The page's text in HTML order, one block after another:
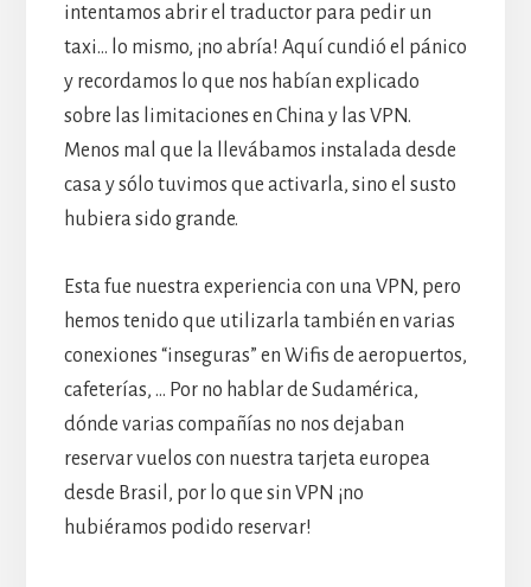
intentamos abrir el traductor para pedir un
taxi… lo mismo, ¡no abría! Aquí cundió el pánico
y recordamos lo que nos habían explicado
sobre las limitaciones en China y las VPN.
Menos mal que la llevábamos instalada desde
casa y sólo tuvimos que activarla, sino el susto
hubiera sido grande.
Esta fue nuestra experiencia con una VPN, pero
hemos tenido que utilizarla también en varias
conexiones “inseguras” en Wifis de aeropuertos,
cafeterías, … Por no hablar de Sudamérica,
dónde varias compañías no nos dejaban
reservar vuelos con nuestra tarjeta europea
desde Brasil, por lo que sin VPN ¡no
hubiéramos podido reservar!